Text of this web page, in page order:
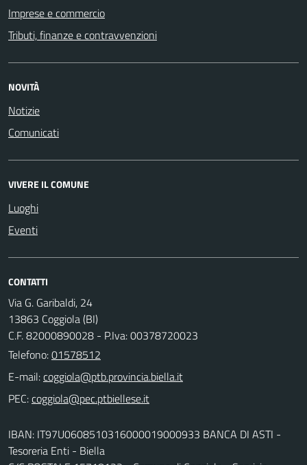
Imprese e commercio
Tributi, finanze e contravvenzioni
NOVITÀ
Notizie
Comunicati
VIVERE IL COMUNE
Luoghi
Eventi
CONTATTI
Via G. Garibaldi, 24
13863 Coggiola (BI)
C.F. 82000890028 - P.Iva: 00378720023
Telefono:01578512
E-mail:
PEC:
IBAN: IT97U0608510316000019000933 BANCA DI ASTI -
Tesoreria Enti - Biella